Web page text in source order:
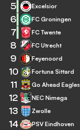
5 Excelsior
6 FC Groningen
7 FC Twente
8 FC Utrecht
9 Feyenoord
10 Fortuna Sittard
11 Go Ahead Eagles
12 NEC Nimega
13 Zwolle
14 PSV Eindhoven